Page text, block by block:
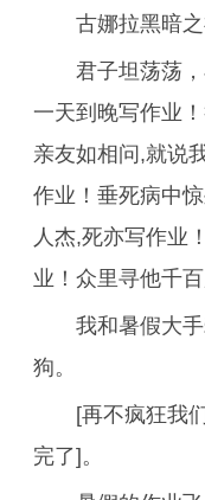
古娜拉黑暗
君子坦荡荡
一天到晚写作业
亲友如相问,就说
作业！垂死病中
人杰,死亦写作业
业！众里寻他千
我和暑假大
狗。
[再不疯狂我
完了]。